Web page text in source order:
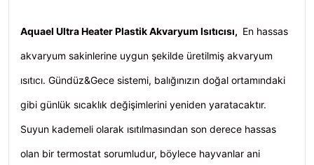
Aquael Ultra Heater Plastik Akvaryum Isıtıcısı, En hassas
akvaryum sakinlerine uygun şekilde üretilmiş akvaryum
ısıtıcı. Gündüz&Gece sistemi, balığınızın doğal ortamındaki
gibi günlük sıcaklık değişimlerini yeniden yaratacaktır.
Suyun kademeli olarak ısıtılmasından son derece hassas
olan bir termostat sorumludur, böylece hayvanlar ani